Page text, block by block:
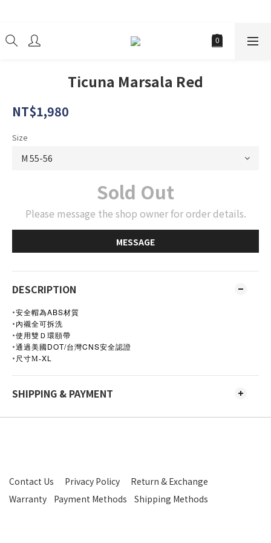
Ticuna Marsala Red
NT$1,980
Size
Sold Out
Please message the shop owner for order details.
MESSAGE
DESCRIPTION
•安全帽為ABS材質
• 內襯全可拆洗
•使用雙Ｄ環頤帶
•通過美國DOT/台灣CNS安全認證
• 尺寸M-XL
SHIPPING & PAYMENT
Contact Us Privacy Policy
Return & Exchange
Warranty
Payment Methods Shipping Methods